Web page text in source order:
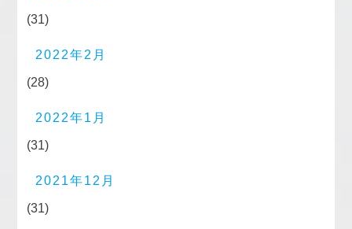
(31)
2022年2月
(28)
2022年1月
(31)
2021年12月
(31)